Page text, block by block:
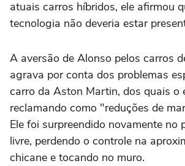
atuais carros híbridos, ele afirmou
tecnologia não deveria estar
A aversão de Alonso pelos carros
agrava por conta dos problemas
carro da Aston Martin, dos quais o
reclamando como "reduções de
Ele foi surpreendido novamente no
livre, perdendo o controle na
chicane e tocando no muro.